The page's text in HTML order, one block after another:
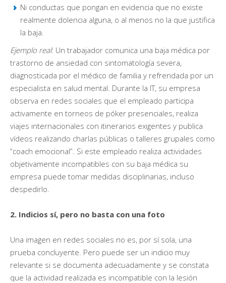
Ni conductas que pongan en evidencia que no existe
realmente dolencia alguna, o al menos no la que justifica
la baja.
Ejemplo real: Un trabajador comunica una baja médica por
trastorno de ansiedad con sintomatología severa,
diagnosticada por el médico de familia y refrendada por un
especialista en salud mental. Durante la IT, su empresa
observa en redes sociales que el empleado participa
activamente en torneos de póker presenciales, realiza
viajes internacionales con itinerarios exigentes y publica
vídeos realizando charlas públicas o talleres grupales como
“coach emocional”. Si este empleado realiza actividades
objetivamente incompatibles con su baja médica su
empresa puede tomar medidas disciplinarias, incluso
despedirlo.
2. Indicios sí, pero no basta con una foto
Una imagen en redes sociales no es, por sí sola, una
prueba concluyente. Pero puede ser un indicio muy
relevante si se documenta adecuadamente y se constata
que la actividad realizada es incompatible con la lesión